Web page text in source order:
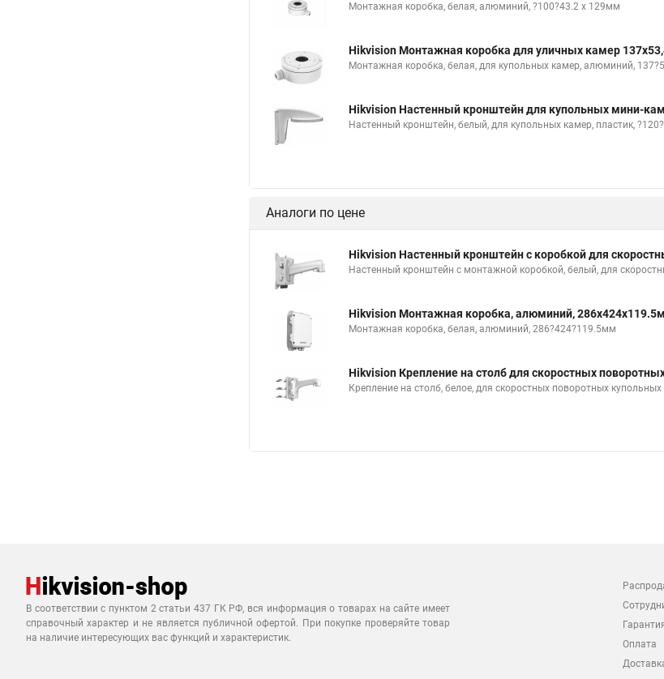
Монтажная коробка, белая, алюминий, ?100?43.2 x 129мм
Hikvision Монтажная коробка для уличных камер
Монтажная коробка, белая, для купольных камер, алюминий,
Hikvision Настенный кронштейн для купольных мини-
Настенный кронштейн, белый, для купольных камер, пластик,
Аналоги по цене
Hikvision Настенный кронштейн с коробкой для
Настенный кронштейн с монтажной коробкой, белый, для
Hikvision Монтажная коробка, алюминий,
Монтажная коробка, белая, алюминий, 286?424?119.5мм
Hikvision Крепление на столб для скоростных
Крепление на столб, белое, для скоростных поворотных
В соответствии с пунктом 2 статьи 437 ГК РФ, вся информация о товарах на сайте имеет
справочный характер и не является публичной офертой. При покупке проверяйте товар
на наличие интересующих вас функций и характеристик.
Оплата